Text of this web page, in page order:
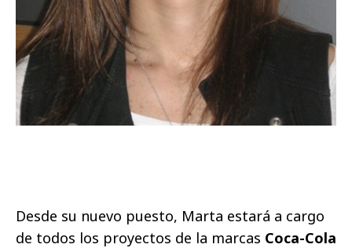
Desde su nuevo puesto, Marta estará a cargo
de todos los proyectos de la marcas Coca-Cola